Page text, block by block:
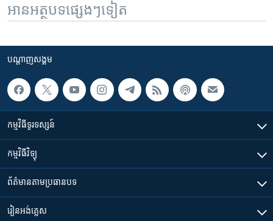
អានអត្ថបទផ្សេងៗទៀត
បណ្តាញ​សង្គម
កម្មវិធី​ទូរទស្សន៍
កម្មវិធី​វិទ្យុ
ព័ត៌មាន​តាមប្រធានបទ​
រៀន​​អង់គ្លេស